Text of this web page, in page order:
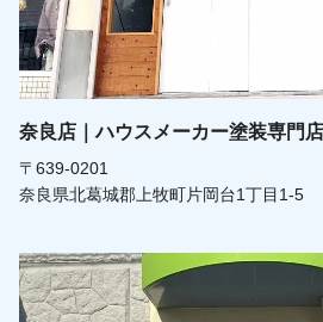
奈良店｜ハウスメーカー塗装専門店
〒639-0201
奈良県北葛城郡上牧町片岡台1丁目1-5